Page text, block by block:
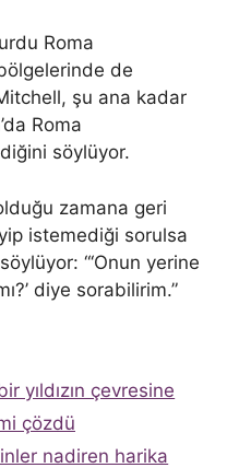
Roma
de
şu ana kadar
Roma
söylüyor.
zamana geri
istemediği sorulsa
“‘Onun yerine
diye sorabilirim.”
yıldızın çevresine
çözdü
nadiren harika